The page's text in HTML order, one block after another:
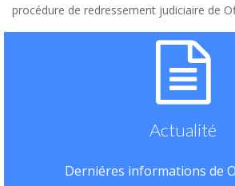
procédure de redressement judiciaire de
Actualité
Derniéres informations de